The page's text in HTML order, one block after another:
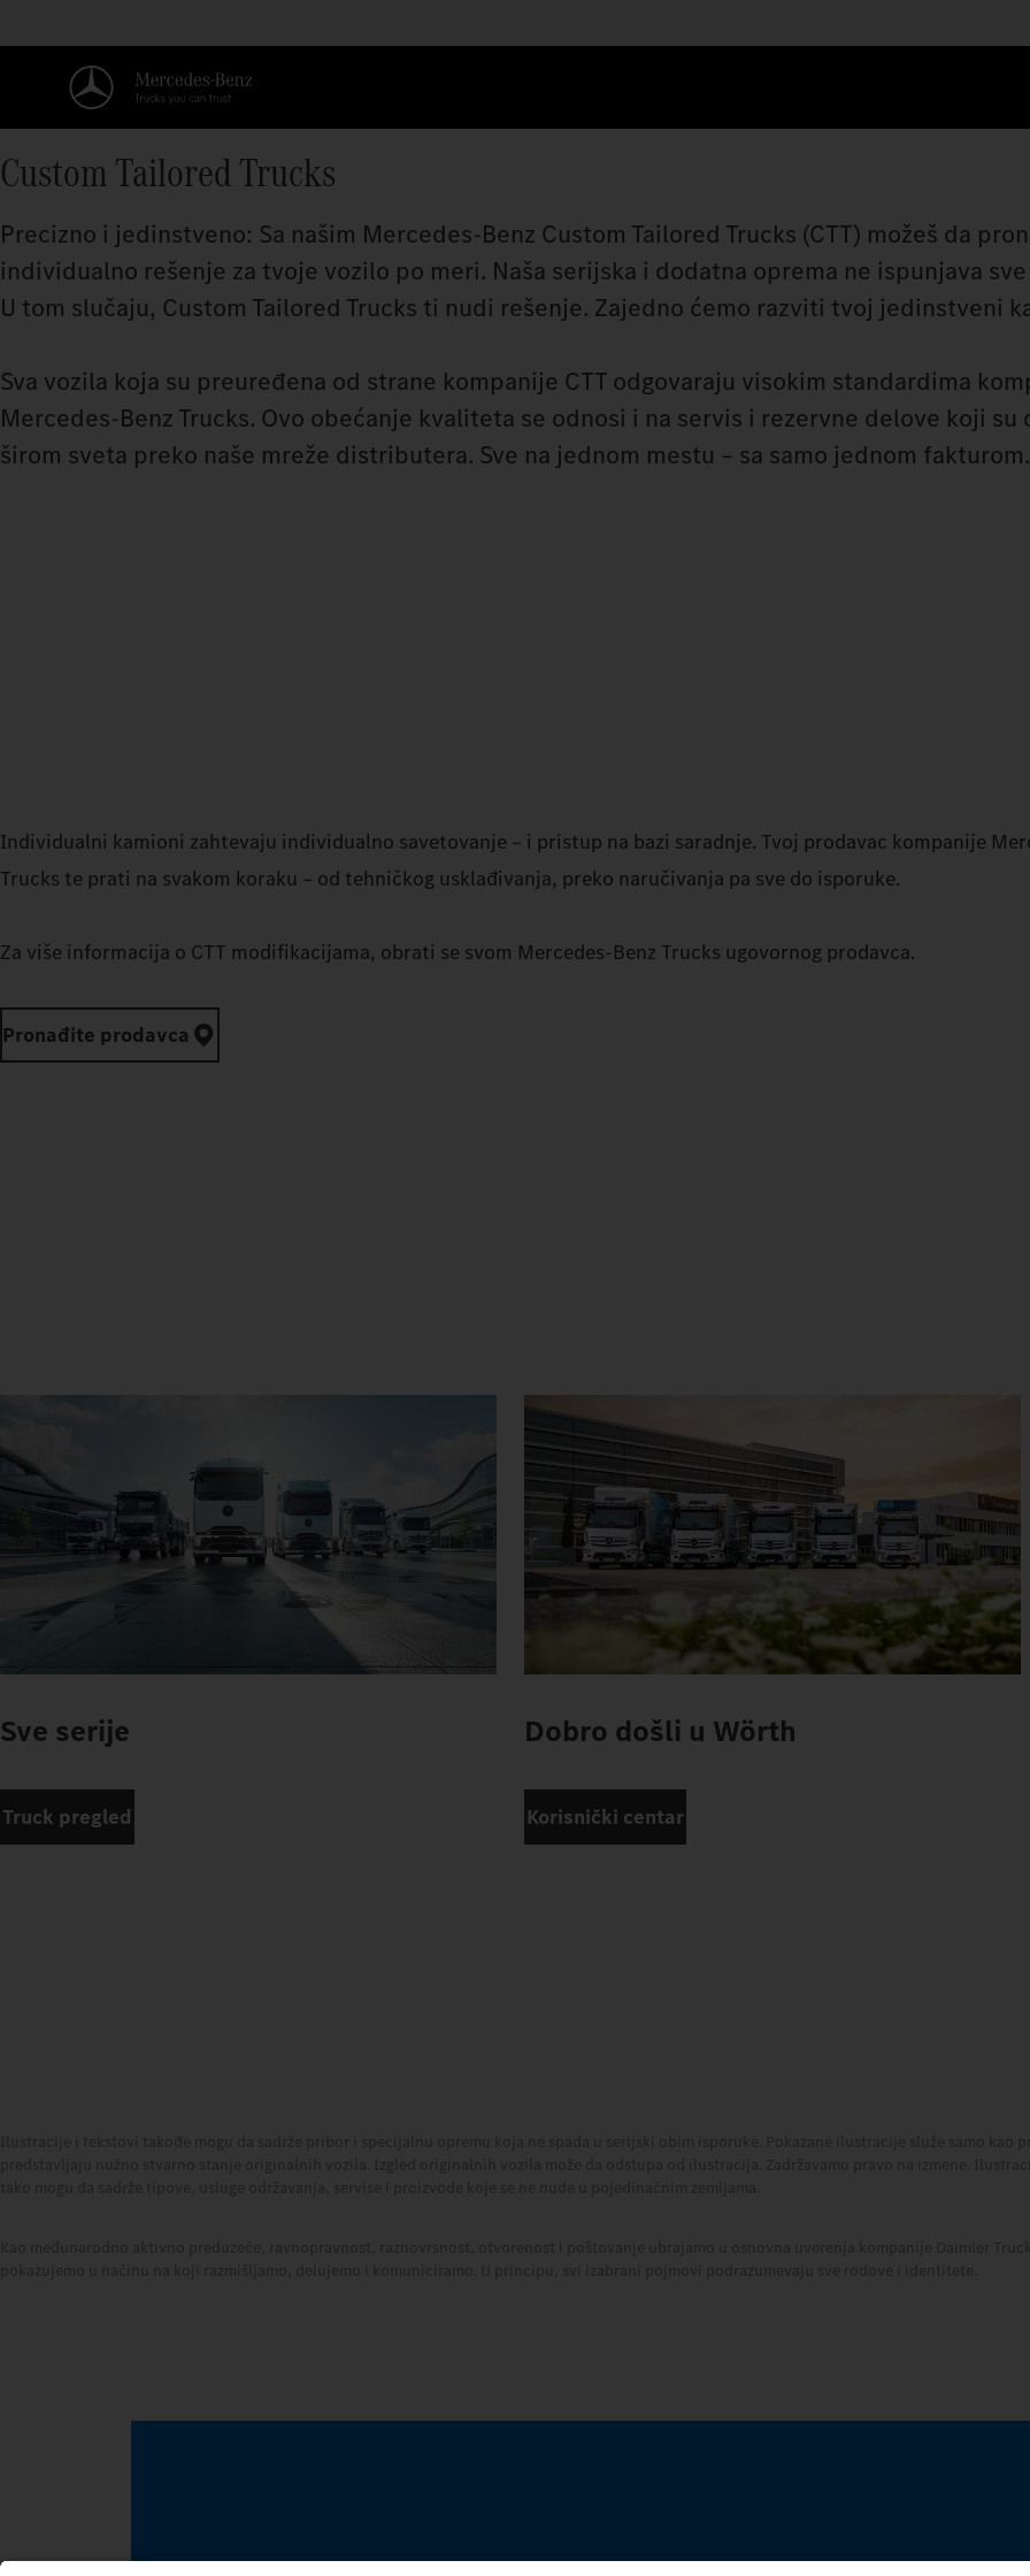
Custom Tailored Trucks
Precizno i jedinstveno: Sa našim Mercedes‑Benz Custom Tailored Trucks (CTT) možeš da
individualno rešenje za tvoje vozilo po meri. Naša serijska i dodatna oprema ne ispunjava
U tom slučaju, Custom Tailored Trucks ti nudi rešenje. Zajedno ćemo razviti tvoj jedinstveni
Sva vozila koja su preuređena od strane kompanije CTT odgovaraju visokim standardima
Mercedes‑Benz Trucks. Ovo obećanje kvaliteta se odnosi i na servis i rezervne delove koji su
širom sveta preko naše mreže distributera. Sve na jednom mestu – sa samo jednom fakturom.
Individualni kamioni zahtevaju individualno savetovanje – i pristup na bazi saradnje. Tvoj prodavac kompanije
Trucks te prati na svakom koraku – od tehničkog usklađivanja, preko naručivanja pa sve do isporuke.
Za više informacija o CTT modifikacijama, obrati se svom Mercedes‑Benz Trucks ugovornog prodavca.
Pronađite prodavca
Sve serije
Truck pregled
Dobro došli u Wörth
Korisnički centar